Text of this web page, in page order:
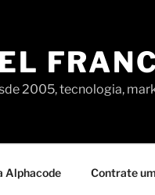
2005, tecnologia,
Alphacode Contrate